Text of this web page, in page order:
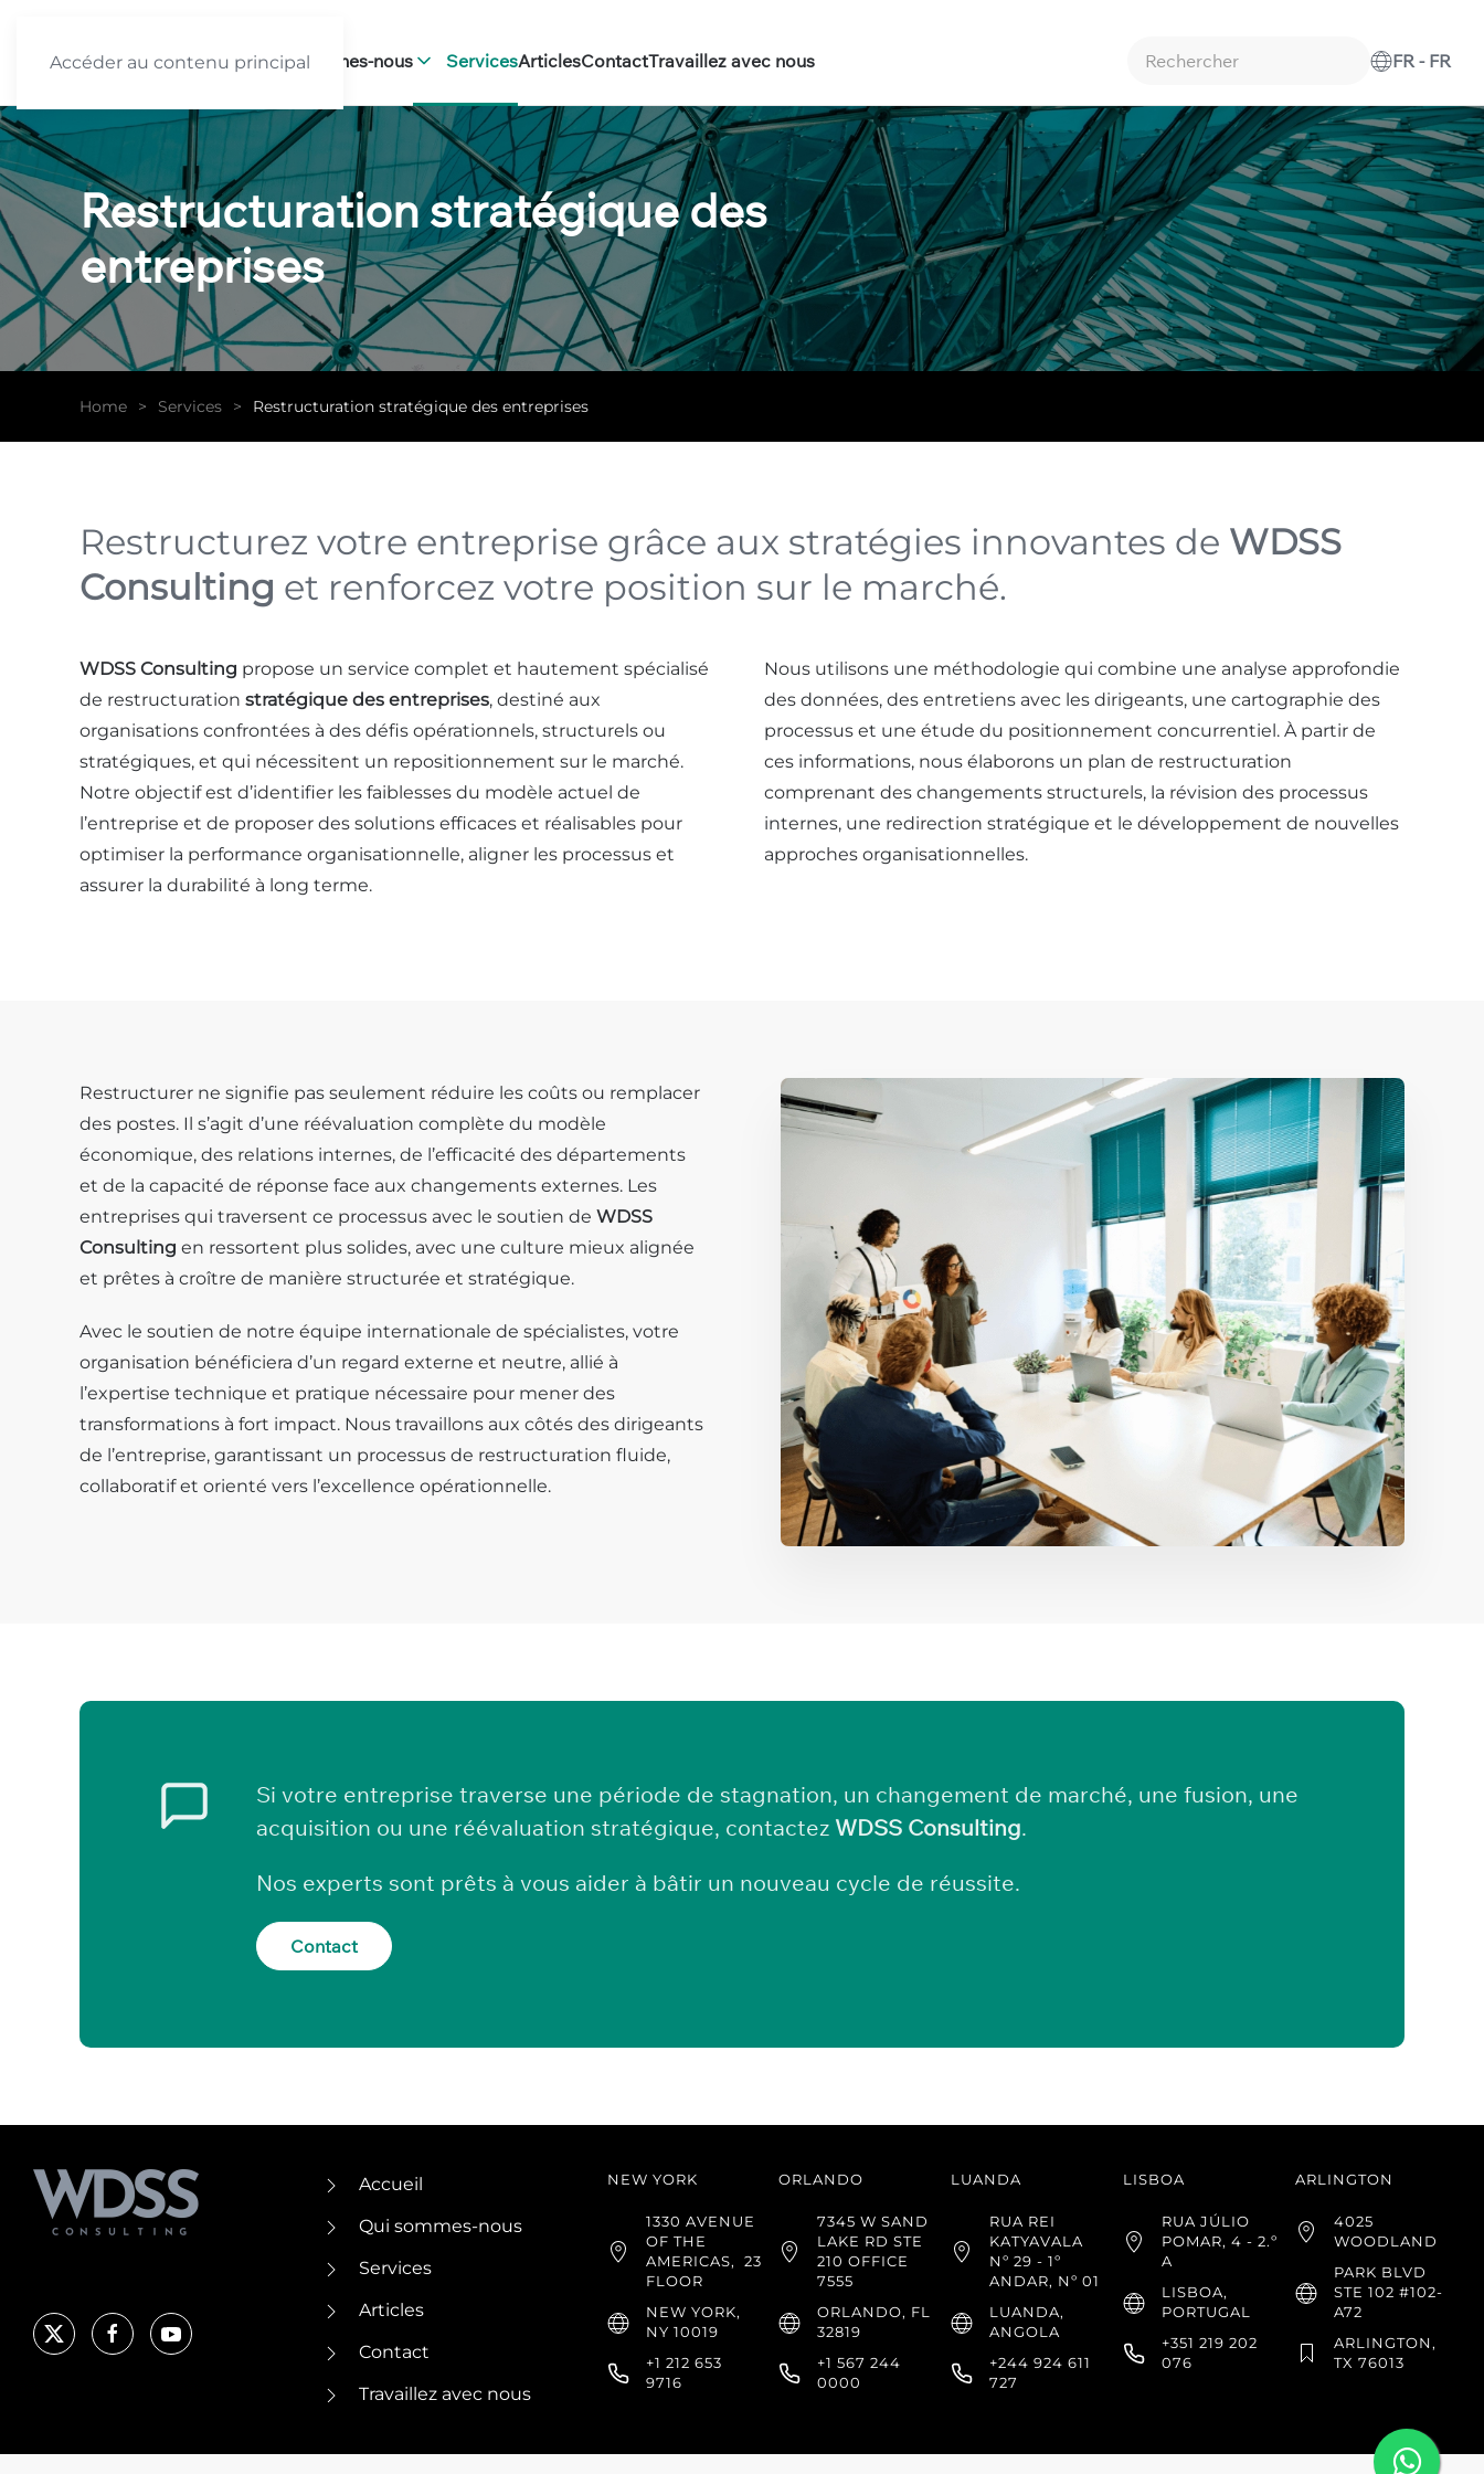
Accéder au contenu principal
AccueilQui sommes-nous ServicesArticlesContactTravaillez avec nous
FR - FR
Restructuration stratégique des
entreprises
Home Services Restructuration stratégique des entreprises
Restructurez votre entreprise grâce aux stratégies innovantes de WDSS
Consulting et renforcez votre position sur le marché.
WDSS Consulting propose un service complet et hautement spécialisé
de restructuration stratégique des entreprises, destiné aux
organisations confrontées à des défis opérationnels, structurels ou
stratégiques, et qui nécessitent un repositionnement sur le marché.
Notre objectif est d’identifier les faiblesses du modèle actuel de
l’entreprise et de proposer des solutions efficaces et réalisables pour
optimiser la performance organisationnelle, aligner les processus et
assurer la durabilité à long terme.
Nous utilisons une méthodologie qui combine une analyse approfondie
des données, des entretiens avec les dirigeants, une cartographie des
processus et une étude du positionnement concurrentiel. À partir de
ces informations, nous élaborons un plan de restructuration
comprenant des changements structurels, la révision des processus
internes, une redirection stratégique et le développement de nouvelles
approches organisationnelles.
Restructurer ne signifie pas seulement réduire les coûts ou remplacer
des postes. Il s’agit d’une réévaluation complète du modèle
économique, des relations internes, de l’efficacité des départements
et de la capacité de réponse face aux changements externes. Les
entreprises qui traversent ce processus avec le soutien de WDSS
Consulting en ressortent plus solides, avec une culture mieux alignée
et prêtes à croître de manière structurée et stratégique.
Avec le soutien de notre équipe internationale de spécialistes, votre
organisation bénéficiera d’un regard externe et neutre, allié à
l’expertise technique et pratique nécessaire pour mener des
transformations à fort impact. Nous travaillons aux côtés des dirigeants
de l’entreprise, garantissant un processus de restructuration fluide,
collaboratif et orienté vers l’excellence opérationnelle.
Si votre entreprise traverse une période de stagnation, un changement de marché, une fusion, une
acquisition ou une réévaluation stratégique, contactez WDSS Consulting.
Nos experts sont prêts à vous aider à bâtir un nouveau cycle de réussite.
Contact
Accueil
Qui sommes-nous
Services
Articles
Contact
Travaillez avec nous
NEW YORK
1330 AVENUE
OF THE
AMERICAS,
23
FLOOR
NEW YORK,
NY 10019
+1 212 653
9716
ORLANDO
7345 W SAND
LAKE RD STE
210 OFFICE
7555
ORLANDO, FL
32819
+1 567 244
0000
LUANDA
RUA REI
KATYAVALA
Nº 29 - 1º
ANDAR, Nº 01
LUANDA,
ANGOLA
+244 924 611
727
LISBOA
RUA JÚLIO
POMAR, 4 - 2.º
A
LISBOA,
PORTUGAL
+351 219 202
076
ARLINGTON
4025
WOODLAND
PARK BLVD
STE 102 #102-
A72
ARLINGTON,
TX 76013